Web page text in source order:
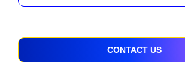
CONTACT US